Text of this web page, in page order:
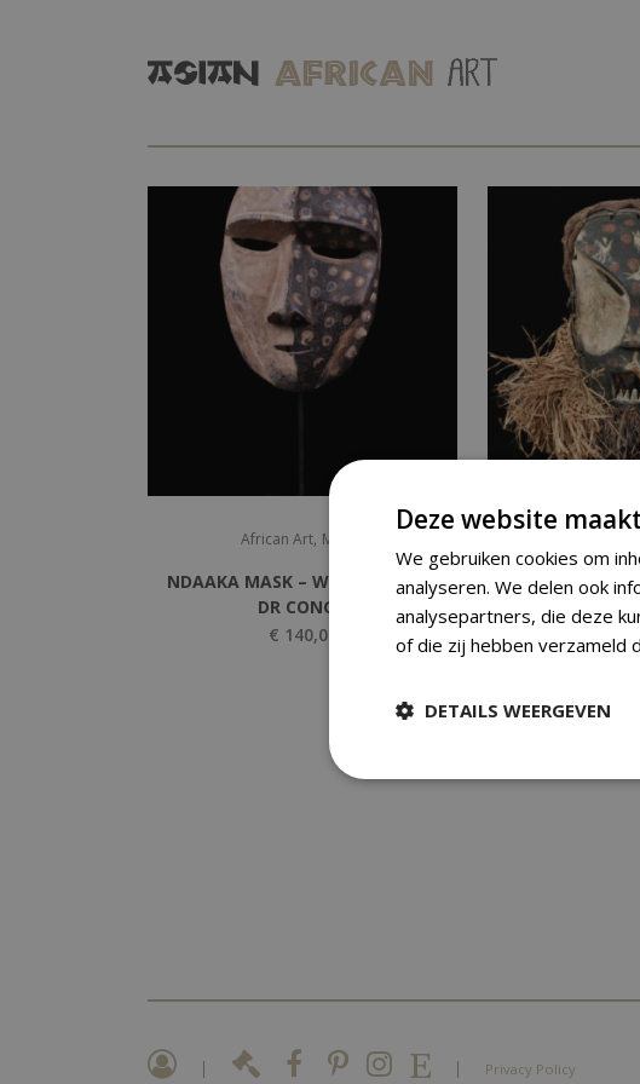
African Art, Masks
NDAAKA MASK – WOOD – ITURI-
DR CONGO
€ 140,00
African
NDAAKA MASK
DR
€
| | Privacy Policy
Deze website
We gebruiken cookies om
analyseren. We delen ook
analysepartners, die deze
of die zij hebben verzameld
DETAILS WEERGEVEN